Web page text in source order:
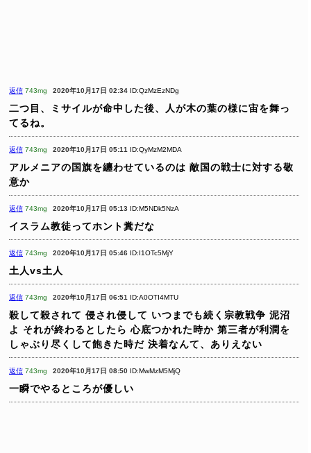
返信 743mg 2020年10月17日 02:34 ID:QzMzEzNDg
二つ目、ミサイルが命中した後、人が木の葉の様に宙を舞っ
てるね。
返信 743mg 2020年10月17日 05:11 ID:QyMzM2MDA
アルメニアの国旗を纏わせているのは 敵国の戦士に対する敬
意か
返信 743mg 2020年10月17日 05:13 ID:M5NDk5NzA
イスラム教徒ってホント糞だな
返信 743mg 2020年10月17日 05:46 ID:I1OTc5MjY
土人vs土人
返信 743mg 2020年10月17日 06:51 ID:A0OTI4MTU
殺して殺されて 侵され侵して いつまでも続く宗教戦争 泥沼
よ それが終わるとしたら 心底つかれた時か 第三者が利潤を
しゃぶり尽くして飽きた時だ 決着なんて、ありえない
返信 743mg 2020年10月17日 08:50 ID:MwMzM5MjQ
一瞬でやるところが優しい